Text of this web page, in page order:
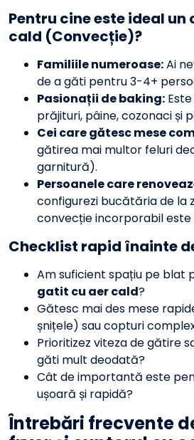
Pentru cine este ideal
cald (Convecție)?
Familiile numeroase:Ai
de a găti pentru 3-4+
Pasionații de baking:
prăjituri, pâine, cozonaci și
Cei care gătesc mese
gătirea mai multor feluri
garnitură).
Persoanele care
configurezi bucătăria de la
convecție incorporabil este
Checklist rapid înainte
Am suficient spațiu pe blat
gatit cu aer cald?
Gătesc mai des mese
șnițele) sau copturi
Prioritizez viteza de gătire
găti mult deodată?
Cât de importantă este
ușoară și rapidă?
Întrebări frecvente